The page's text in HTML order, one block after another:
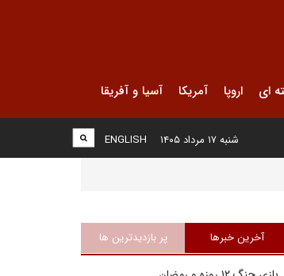
ای اروپا آمریکا آسیا و آفریقا
ENGLISH شنبه ۱۷ مرداد ۱۴۰۵
آخرین خبرها پر بازدیدترین ها